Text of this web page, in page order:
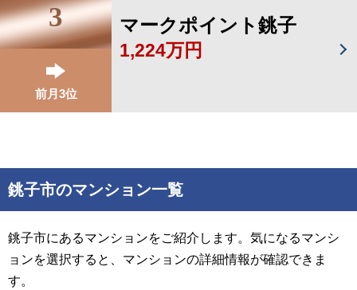
3
前月3位
マークポイント銚子
1,224万円
銚子市のマンション一覧
銚子市にあるマンションをご紹介します。気になるマンシ
ョンを選択すると、マンションの詳細情報が確認できま
す。